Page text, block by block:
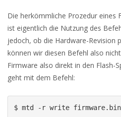
Die herkömmliche Prozedur eines
ist eigentlich die Nutzung des
jedoch, ob die Hardware-Revision
können wir diesen Befehl also
Firmware also direkt in den Flash-
geht mit dem Befehl:
$ mtd -r write